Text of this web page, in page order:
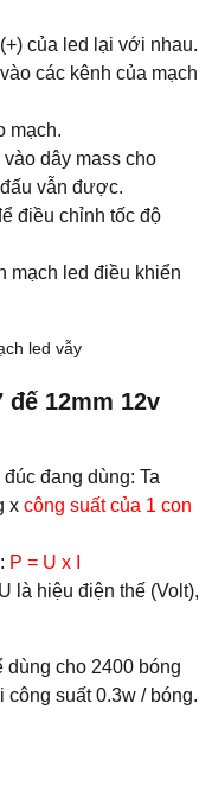
của led lại với nhau.
các kênh của mạch
mạch.
dây mass cho
vẫn được.
điều chỉnh tốc độ
mạch led điều khiển
đế 12mm 12v
đang dùng: Ta
x công suất của 1 con
P = U x I
là hiệu điện thế (Volt),
dùng cho 2400 bóng
suất 0.3w / bóng.